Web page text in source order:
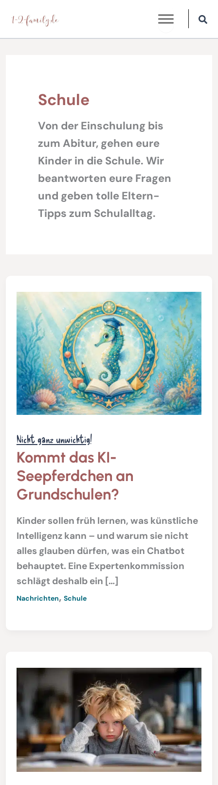
Inhalt
springen
Schule
Von der Einschulung bis
zum Abitur, gehen eure
Kinder in die Schule. Wir
beantworten eure Fragen
und geben tolle Eltern-
Tipps zum Schulalltag.
Nicht ganz unwichtig!
Kommt das KI-
Seepferdchen an
Grundschulen?
Kinder sollen früh lernen, was künstliche
Intelligenz kann – und warum sie nicht
alles glauben dürfen, was ein Chatbot
behauptet. Eine Expertenkommission
schlägt deshalb ein […]
Nachrichten, Schule